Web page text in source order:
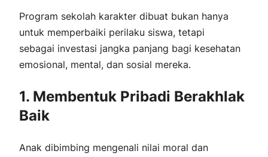
Program sekolah karakter dibuat bukan hanya
untuk memperbaiki perilaku siswa, tetapi
sebagai investasi jangka panjang bagi kesehatan
emosional, mental, dan sosial mereka.
1. Membentuk Pribadi Berakhlak
Baik
Anak dibimbing mengenali nilai moral dan